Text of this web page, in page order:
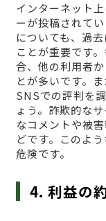
インターネット
ーが投稿されて
についても、過
ことが重要です
合、他の利用者
とが多いです。
SNSでの評判を
ょう。詐欺的な
なコメントや被
どです。このよ
危険です。
4. 利益の